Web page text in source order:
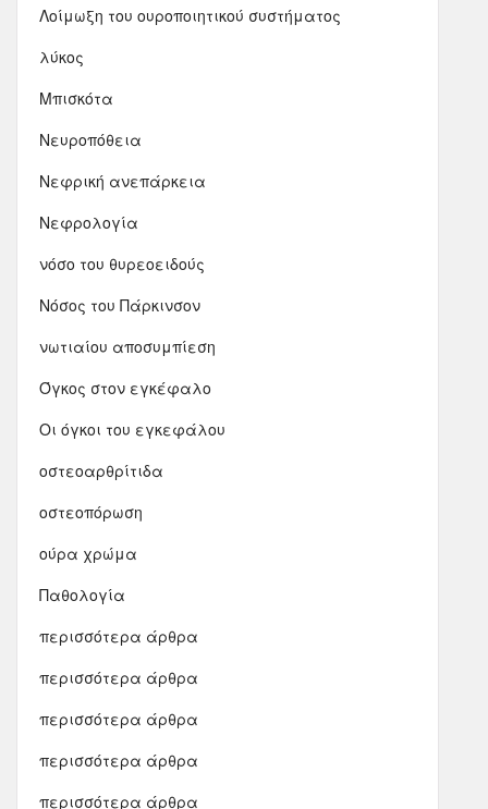
Λοίμωξη του ουροποιητικού συστήματος
λύκος
Μπισκότα
Νευροπόθεια
Νεφρική ανεπάρκεια
Νεφρολογία
νόσο του θυρεοειδούς
Νόσος του Πάρκινσον
νωτιαίου αποσυμπίεση
Όγκος στον εγκέφαλο
Οι όγκοι του εγκεφάλου
οστεοαρθρίτιδα
οστεοπόρωση
ούρα χρώμα
Παθολογία
περισσότερα άρθρα
περισσότερα άρθρα
περισσότερα άρθρα
περισσότερα άρθρα
περισσότερα άρθρα